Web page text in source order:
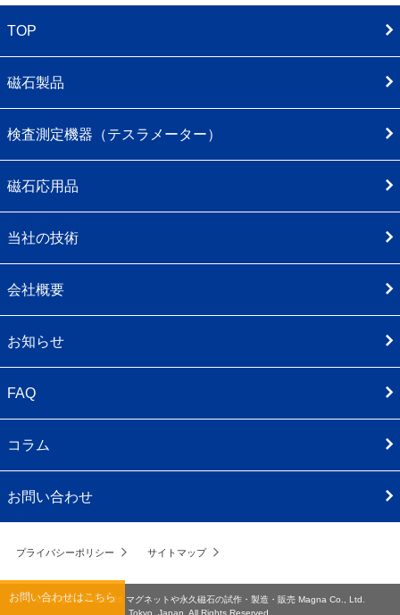
お問い合わせはこちら
TOP
磁石製品
検査測定機器（テスラメーター）
磁石応用品
当社の技術
会社概要
お知らせ
FAQ
コラム
お問い合わせ
プライバシーポリシー サイトマップ
Copyright 1998-2026 マグネットや永久磁石の試作・製造・販売 Magna Co., Ltd.
Tokyo, Japan. All Rights Reserved.